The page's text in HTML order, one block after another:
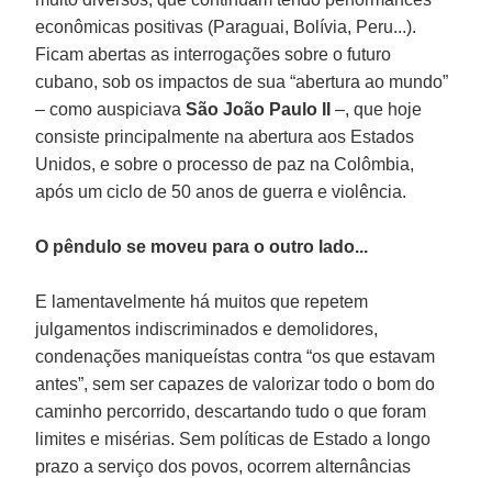
econômicas positivas (Paraguai, Bolívia, Peru...).
Ficam abertas as interrogações sobre o futuro
cubano, sob os impactos de sua “abertura ao mundo”
– como auspiciavaSão João Paulo II
–, que hoje
consiste principalmente na abertura aos Estados
Unidos, e sobre o processo de paz na Colômbia,
após um ciclo de 50 anos de guerra e violência.
O pêndulo se moveu para o outro lado...
E lamentavelmente há muitos que repetem
julgamentos indiscriminados e demolidores,
condenações maniqueístas contra “os que estavam
antes”, sem ser capazes de valorizar todo o bom do
caminho percorrido, descartando tudo o que foram
limites e misérias. Sem políticas de Estado a longo
prazo a serviço dos povos, ocorrem alternâncias